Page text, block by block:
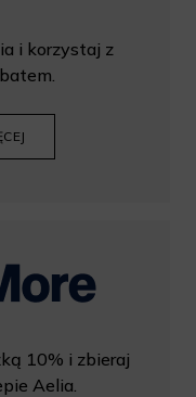
i korzystaj z
10% i zbieraj
Aelia.